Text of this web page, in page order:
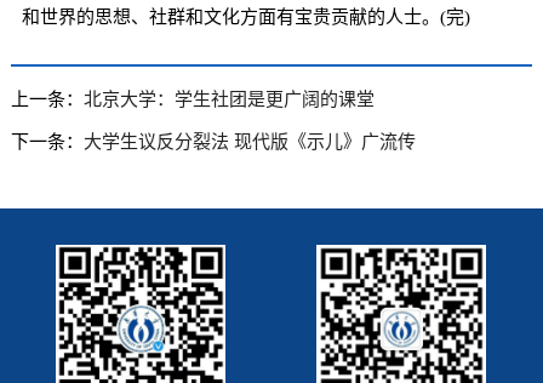
和世界的思想、社群和文化方面有宝贵贡献的人士。(完)
上一条： 北京大学：学生社团是更广阔的课堂
下一条： 大学生议反分裂法 现代版《示儿》广流传